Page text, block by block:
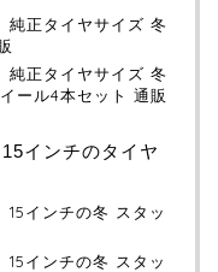
純正タイヤサイズ 冬
純正タイヤサイズ 冬
ール4本セット 通販
インチのタイヤ
15インチの冬 スタッ
15インチの冬 スタッ